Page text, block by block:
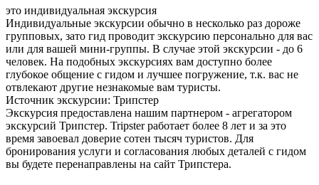
это индивидуальная экскурсия
Индивидуальные экскурсии обычно в несколько раз дороже
групповых, зато гид проводит экскурсию персонально для вас
или для вашей мини-группы. В случае этой экскурсии - до 6
человек. На подобных экскурсиях вам доступно более
глубокое общение с гидом и лучшее погружение, т.к. вас не
отвлекают другие незнакомые вам туристы.
Источник экскурсии: Трипстер
Экскурсия предоставлена нашим партнером - агрегатором
экскурсий Трипстер. Tripster работает более 8 лет и за это
время завоевал доверие сотен тысяч туристов. Для
бронирования услуги и согласования любых деталей с гидом
вы будете перенаправлены на сайт Трипстера.